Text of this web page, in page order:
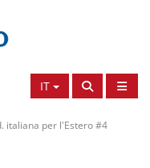
IT
italiana per l'Estero #4